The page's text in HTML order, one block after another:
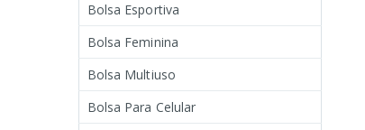
Bolsa Esportiva
Bolsa Feminina
Bolsa Multiuso
Bolsa Para Celular